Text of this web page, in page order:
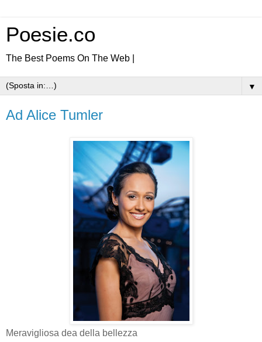
Poesie.co
The Best Poems On The Web |
▼
Ad Alice Tumler
Meravigliosa dea della bellezza